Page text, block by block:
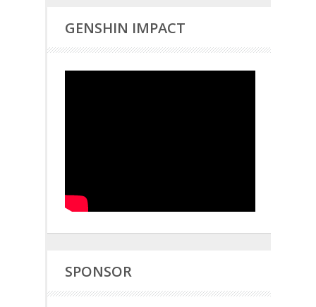
GENSHIN IMPACT
SPONSOR